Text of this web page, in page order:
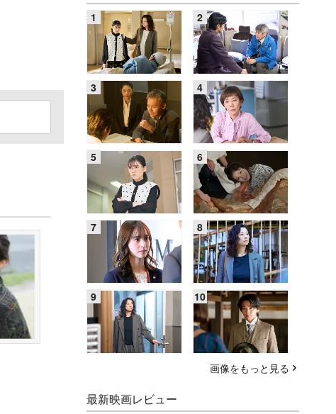
画像をもっと見る
最新映画レビュー